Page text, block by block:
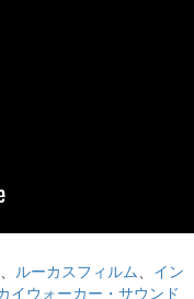
ルーカスフィルム、 イン
イウォーカー・サウンド